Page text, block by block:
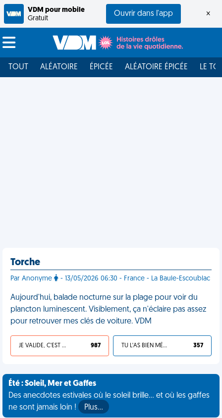
VDM pour mobile
Gratuit
Ouvrir dans l'app ×
TOUT ALÉATOIRE ÉPICÉE ALÉATOIRE ÉPICÉE LE
Torche
Par Anonyme - 13/05/2026 06:30 - France - La Baule-Escoublac
Aujourd'hui, balade nocturne sur la plage pour voir du
plancton luminescent. Visiblement, ça n'éclaire pas assez
pour retrouver mes clés de voiture. VDM
JE VALIDE, C'EST UNE VDM 987 TU L'AS BIEN MÉRITÉ 357
Été : Soleil, Mer et Gaffes
Des anecdotes estivales où le soleil brille... et où les gaffes
ne sont jamais loin !
Plus…